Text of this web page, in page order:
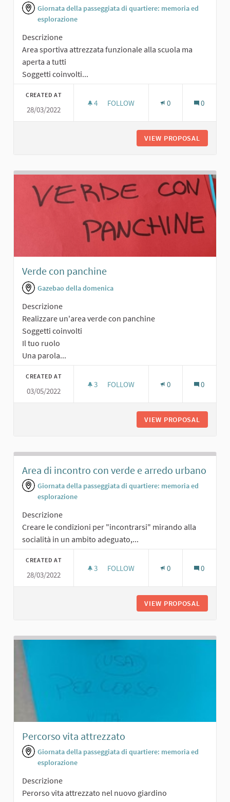
Giornata della passeggiata di quartiere: memoria ed
esplorazione
Descrizione
Area sportiva attrezzata funzionale alla scuola ma
aperta a tutti
Soggetti coinvolti...
CREATED AT
28/03/2022
4 4 FOLLOWERS
FOLLOW 0 0
VIEW PROPOSAL
Verde con panchine
Gazebao della domenica
Descrizione
Realizzare un'area verde con panchine
Soggetti coinvolti
Il tuo ruolo
Una parola...
CREATED AT
03/05/2022
3 3 FOLLOWERS
FOLLOW 0 0
VIEW PROPOSAL
Area di incontro con verde e arredo urbano
Giornata della passeggiata di quartiere: memoria ed
esplorazione
Descrizione
Creare le condizioni per "incontrarsi" mirando alla
socialità in un ambito adeguato,...
CREATED AT
28/03/2022
3 3 FOLLOWERS
FOLLOW 0 0
VIEW PROPOSAL
Percorso vita attrezzato
Giornata della passeggiata di quartiere: memoria ed
esplorazione
Descrizione
Perorso vita attrezzato nel nuovo giardino